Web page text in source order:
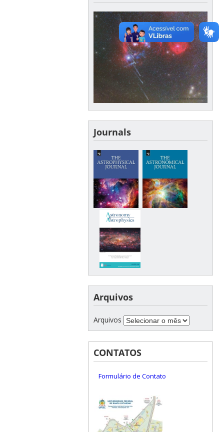
Journals
Arquivos
Arquivos
CONTATOS
Formulário de Contato